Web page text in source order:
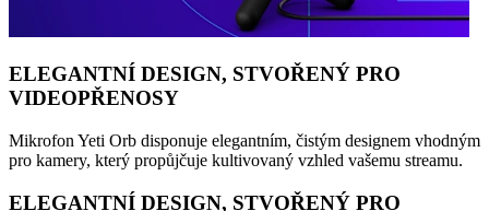
ELEGANTNÍ DESIGN, STVOŘENÝ PRO
VIDEOPŘENOSY
Mikrofon Yeti Orb disponuje elegantním, čistým designem vhodným
pro kamery, který propůjčuje kultivovaný vzhled vašemu streamu.
ELEGANTNÍ DESIGN, STVOŘENÝ PRO